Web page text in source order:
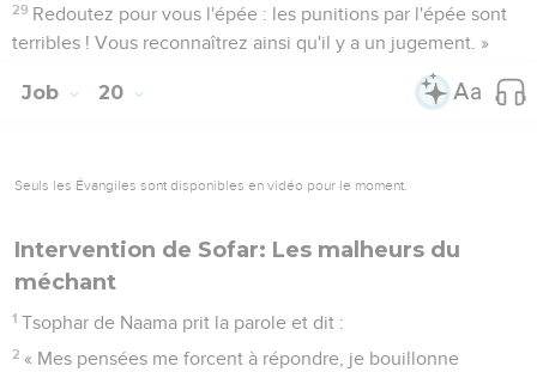
29 Redoutez pour vous l'épée : les punitions par l'épée sont
terribles ! Vous reconnaîtrez ainsi qu'il y a un jugement. »
Job 20
Seuls les Évangiles sont disponibles en vidéo pour le moment.
Intervention de Sofar: Les malheurs du
méchant
1 Tsophar de Naama prit la parole et dit :
2 « Mes pensées me forcent à répondre, je bouillonne